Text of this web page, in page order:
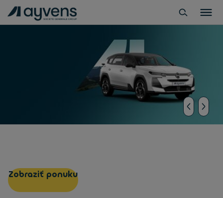
Zobraziť ponuku